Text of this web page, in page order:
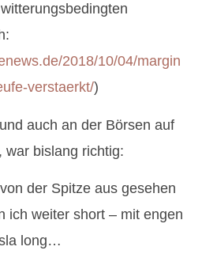
2018/10/04/margin
verstaerkt/)
auch an der Börsen auf
war bislang richtig:
der Spitze aus gesehen
weiter short – mit engen
long…